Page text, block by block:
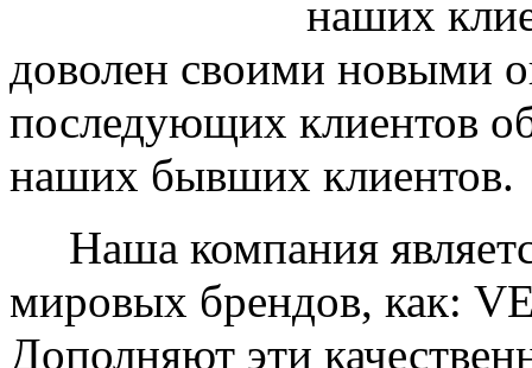
наших
доволен своими новыми
последующих клиентов
наших бывших клиентов.
Наша компания
мировых брендов, как:
Дополняют эти